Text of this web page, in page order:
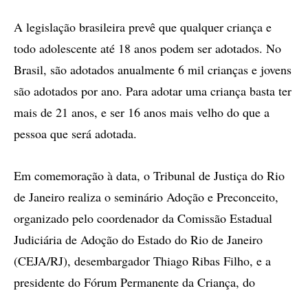
A legislação brasileira prevê que qualquer criança e
todo adolescente até 18 anos podem ser adotados. No
Brasil, são adotados anualmente 6 mil crianças e jovens
são adotados por ano. Para adotar uma criança basta ter
mais de 21 anos, e ser 16 anos mais velho do que a
pessoa que será adotada.
Em comemoração à data, o Tribunal de Justiça do Rio
de Janeiro realiza o seminário Adoção e Preconceito,
organizado pelo coordenador da Comissão Estadual
Judiciária de Adoção do Estado do Rio de Janeiro
(CEJA/RJ), desembargador Thiago Ribas Filho, e a
presidente do Fórum Permanente da Criança, do